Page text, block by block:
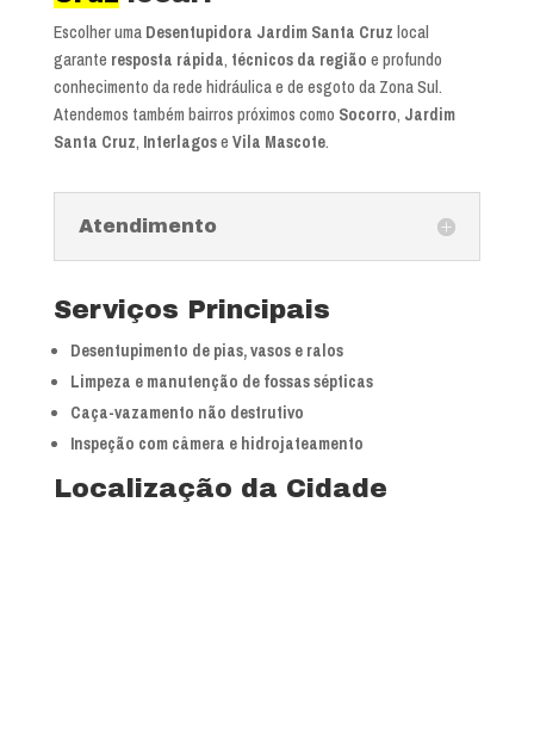
Escolher uma Desentupidora Jardim Santa Cruz local
garante resposta rápida, técnicos da região e profundo
conhecimento da rede hidráulica e de esgoto da Zona Sul.
Atendemos também bairros próximos como Socorro, Jardim
Santa Cruz, Interlagose Vila Mascote.
Atendimento
Serviços Principais
Desentupimento de pias, vasos e ralos
Limpeza e manutenção de fossas sépticas
Caça-vazamento não destrutivo
Inspeção com câmera e hidrojateamento
Localização da Cidade